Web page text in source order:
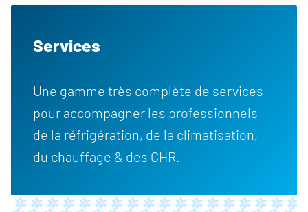
Services
Une gamme très complète de services
pour accompagner les professionnels
de la réfrigération, de la climatisation,
du chauffage & des CHR.